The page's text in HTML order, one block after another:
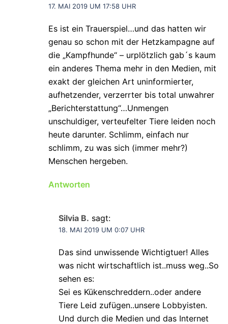
17. MAI 2019 UM 17:58 UHR
Es ist ein Trauerspiel…und das hatten wir
genau so schon mit der Hetzkampagne auf
die „Kampfhunde“ – urplötzlich gab´s kaum
ein anderes Thema mehr in den Medien, mit
exakt der gleichen Art uninformierter,
aufhetzender, verzerrter bis total unwahrer
„Berichterstattung“…Unmengen
unschuldiger, verteufelter Tiere leiden noch
heute darunter. Schlimm, einfach nur
schlimm, zu was sich (immer mehr?)
Menschen hergeben.
Antworten
Silvia B. sagt:
18. MAI 2019 UM 0:07 UHR
Das sind unwissende Wichtigtuer! Alles
was nicht wirtschaftlich ist..muss weg..So
sehen es:
Sei es Kükenschreddern..oder andere
Tiere Leid zufügen..unsere Lobbyisten.
Und durch die Medien und das Internet